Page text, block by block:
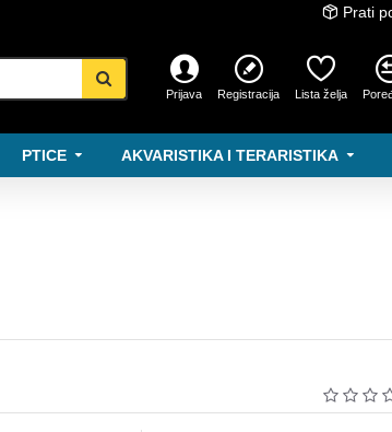
Prati
Prijava Registracija Lista želja
PTICE AKVARISTIKA I TERARISTIKA